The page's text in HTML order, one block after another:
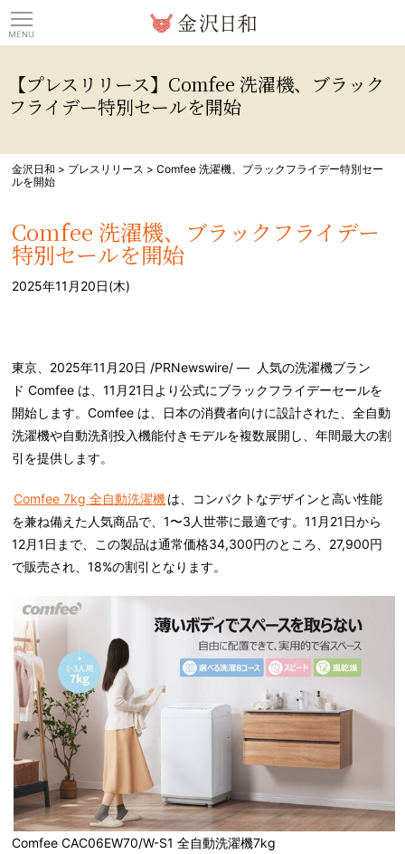
【プレスリリース】Comfee 洗濯機、ブラック
フライデー特別セールを開始
金沢日和 > プレスリリース >Comfee 洗濯機、ブラックフライデー特別セー
ルを開始
Comfee 洗濯機、ブラックフライデー
特別セールを開始
2025年11月20日(木)
東京、2025年11月20日 /PRNewswire/ — 人気の洗濯機ブラン
ド Comfee は、11月21日より公式にブラックフライデーセールを
開始します。Comfee は、日本の消費者向けに設計された、全自動
洗濯機や自動洗剤投入機能付きモデルを複数展開し、年間最大の割
引を提供します。
Comfee 7kg 全自動洗濯機は、コンパクトなデザインと高い性能
を兼ね備えた人気商品で、1〜3人世帯に最適です。11月21日から
12月1日まで、この製品は通常価格34,300円のところ、27,900円
で販売され、18%の割引となります。
Comfee CAC06EW70/W-S1 全自動洗濯機7kg